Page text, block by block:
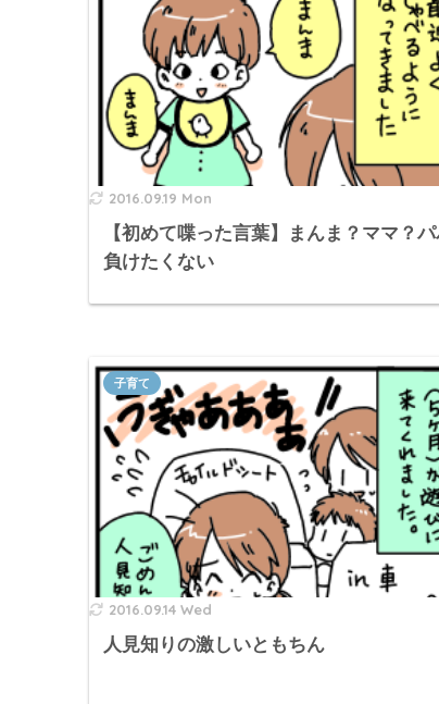
2016.09.19 Mon
【初めて喋った言葉】まんま？ママ？
負けたくない
2016.09.14 Wed
人見知りの激しいともちん
子育て